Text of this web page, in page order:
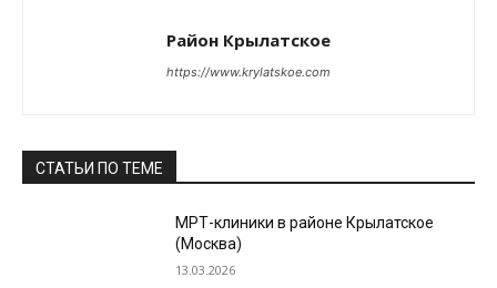
Район Крылатское
https://www.krylatskoe.com
СТАТЬИ ПО ТЕМЕ
МРТ-клиники в районе Крылатское
(Москва)
13.03.2026